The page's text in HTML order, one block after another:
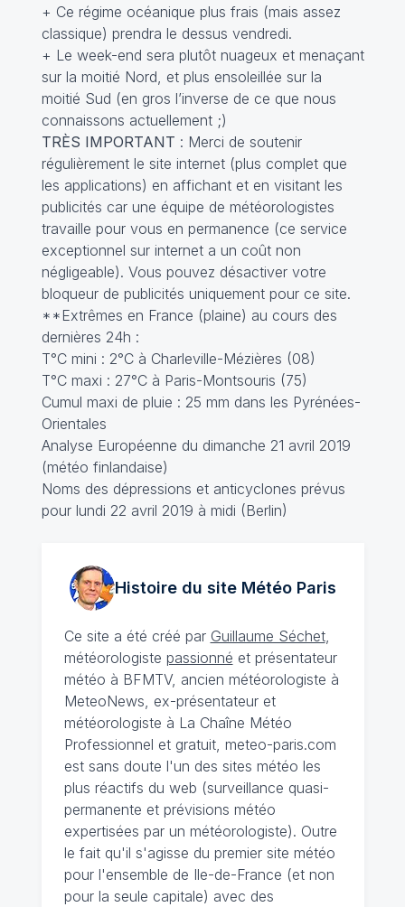
+ Ce régime océanique plus frais (mais assez
classique) prendra le dessus vendredi.
+ Le week-end sera plutôt nuageux et menaçant
sur la moitié Nord, et plus ensoleillée sur la
moitié Sud (en gros l’inverse de ce que nous
connaissons actuellement ;)
TRÈS IMPORTANT : Merci de soutenir
régulièrement le site internet (plus complet que
les applications) en affichant et en visitant les
publicités car une équipe de météorologistes
travaille pour vous en permanence (ce service
exceptionnel sur internet a un coût non
négligeable). Vous pouvez désactiver votre
bloqueur de publicités uniquement pour ce site.
**Extrêmes en France (plaine) au cours des
dernières 24h :
T°C mini : 2°C à Charleville-Mézières (08)
T°C maxi : 27°C à Paris-Montsouris (75)
Cumul maxi de pluie : 25 mm dans les Pyrénées-
Orientales
Analyse Européenne du dimanche 21 avril 2019
(météo finlandaise)
Noms des dépressions et anticyclones prévus
pour lundi 22 avril 2019 à midi (Berlin)
Histoire du site MétéoParis
Ce site a été créé par Guillaume Séchet,
météorologiste passionné et présentateur
météo à BFMTV, ancien météorologiste à
MeteoNews, ex-présentateur et
météorologiste à La Chaîne Météo
Professionnel et gratuit, meteo-paris.com
est sans doute l'un des sites météo les
plus réactifs du web (surveillance quasi-
permanente et prévisions météo
expertisées par un météorologiste). Outre
le fait qu'il s'agisse du premier site météo
pour l'ensemble de Ile-de-France (et non
pour la seule capitale) avec des